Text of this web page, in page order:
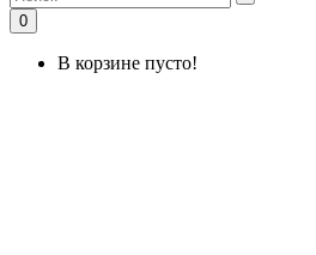
0
В корзине пусто!